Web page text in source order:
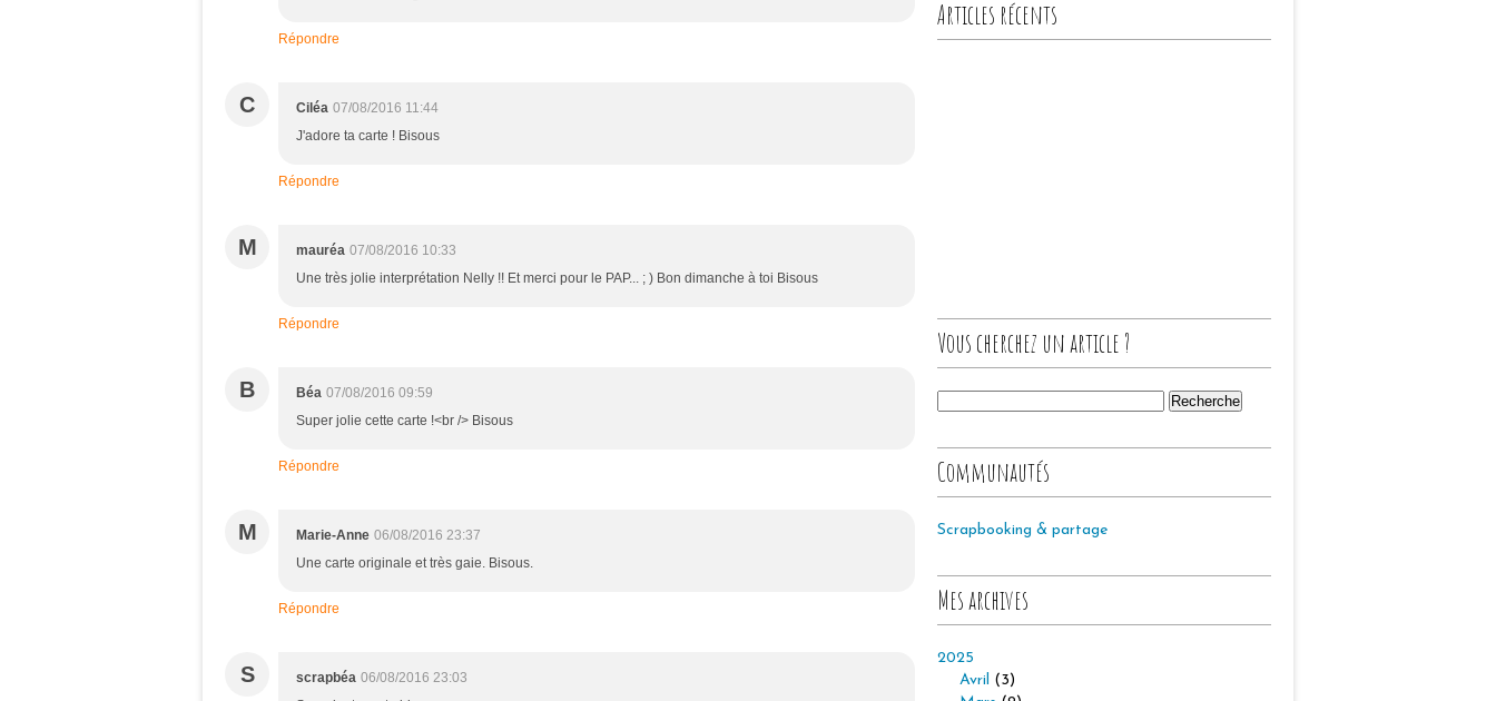
Répondre
C Ciléa 07/08/2016 11:44
J'adore ta carte ! Bisous
Répondre
M mauréa 07/08/2016 10:33
Une très jolie interprétation Nelly !! Et merci pour le PAP... ; ) Bon dimanche à toi Bisous
Répondre
B Béa 07/08/2016 09:59
Super jolie cette carte !<br /> Bisous
Répondre
M Marie-Anne 06/08/2016 23:37
Une carte originale et très gaie. Bisous.
Répondre
S scrapbéa 06/08/2016 23:03
Articles récents
Vous cherchez un article ?
Communautés
Scrapbooking & partage
Mes archives
2025
Avril (3)